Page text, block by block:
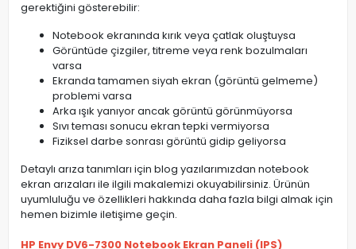
gerektiğini gösterebilir:
Notebook ekranında kırık veya çatlak oluştuysa
Görüntüde çizgiler, titreme veya renk bozulmaları
varsa
Ekranda tamamen siyah ekran (görüntü gelmeme)
problemi varsa
Arka ışık yanıyor ancak görüntü görünmüyorsa
Sıvı teması sonucu ekran tepki vermiyorsa
Fiziksel darbe sonrası görüntü gidip geliyorsa
Detaylı arıza tanımları için blog yazılarımızdan notebook
ekran arızaları ile ilgili makalemizi okuyabilirsiniz. Ürünün
uyumluluğu ve özellikleri hakkında daha fazla bilgi almak için
hemen bizimle iletişime geçin.
HP Envy DV6-7300 Notebook Ekran Paneli (IPS)